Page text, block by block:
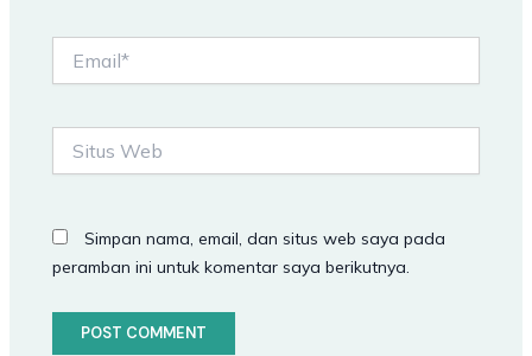
Web
Simpan nama, email, dan situs web saya pada
peramban ini untuk komentar saya berikutnya.